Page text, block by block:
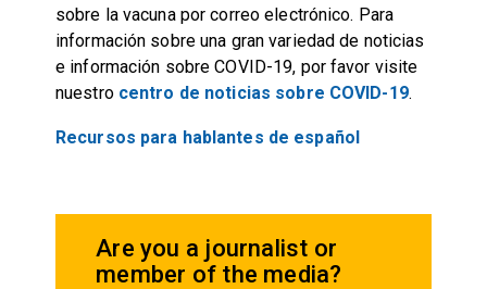
sobre la vacuna por correo electrónico. Para
información sobre una gran variedad de noticias
e información sobre COVID-19, por favor visite
nuestro centro de noticias sobre COVID-19.
Recursos para hablantes de español
Are you a journalist or
member of the media?